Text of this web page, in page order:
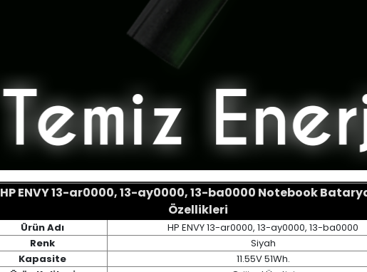
HP ENVY 13-ar0000, 13-ay0000, 13-ba0000 Notebook
Özellikleri
Ürün Adı
HP ENVY 13-ar0000, 13-ay0000, 13-ba0000
Renk
Siyah
Kapasite
11.55V 51Wh.